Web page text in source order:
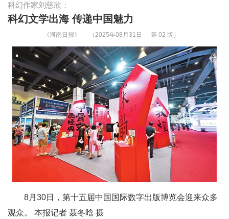
科幻作家刘慈欣：
科幻文学出海 传递中国魅力
《河南日报》 （2025年08月31日 第 02 版）
8月30日，第十五届中国国际数字出版博览会迎来众多
观众。 本报记者 聂冬晗 摄